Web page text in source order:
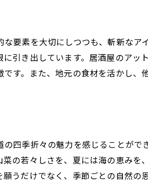
要素を大切にしつつも、斬新なア
引き出しています。居酒屋のアッ
す。また、地元の食材を活かし、
四季折々の魅力を感じることがで
の若々しさを、夏には海の恵みを
うだけでなく、季節ごとの自然の